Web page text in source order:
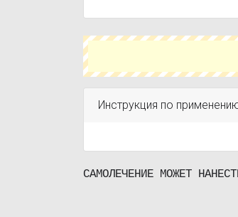
Инструкция по
САМОЛЕЧЕНИЕ МОЖЕТ